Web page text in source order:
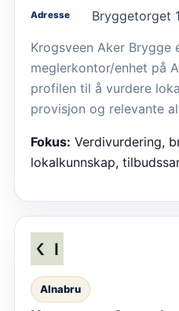
Adresse
Bryggetorget
Krogsveen Aker Brygge
meglerkontor/enhet på
profilen til å vurdere
provisjon og relevante
Fokus: Verdivurdering,
lokalkunnskap,
Alnabru